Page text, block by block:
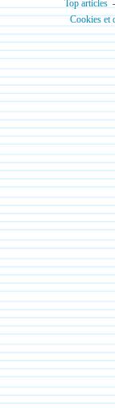
Top articles
Cookies et